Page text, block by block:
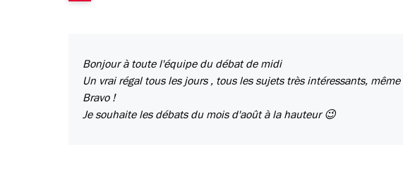
Bonjour à toute l'équipe du débat de midi
Un vrai régal tous les jours , tous les sujets très intéressants,
Bravo !
Je souhaite les débats du mois d'août à la hauteur 😉